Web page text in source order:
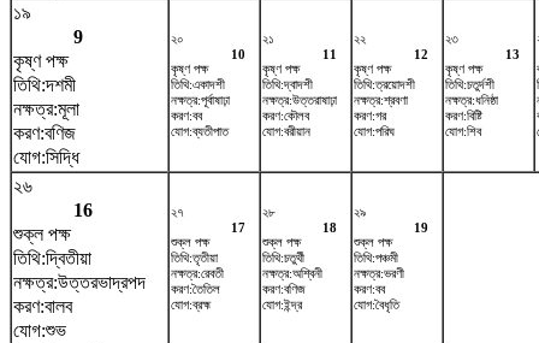
১৯
9
কৃষ্ণ পক্ষ
তিথি:দশমী
নক্ষত্র:মূলা
করণ:বণিজ
যোগ:সিদ্ধি
২০
10
কৃষ্ণ পক্ষ
তিথি:একাদশী
নক্ষত্র:পূর্বাষাঢ়া
করণ:বব
যোগ:ব্যতীপাত
২১
11
কৃষ্ণ পক্ষ
তিথি:দ্বাদশী
নক্ষত্র:উত্তরাষাঢ়া
করণ:কৌলব
যোগ:বরীয়ান
২২
12
কৃষ্ণ পক্ষ
তিথি:ত্রয়োদশী
নক্ষত্র:শ্রবণা
করণ:গর
যোগ:পরিঘ
২৩
13
কৃষ্ণ পক্ষ
তিথি:চতুর্দশী
নক্ষত্র:ধনিষ্ঠা
করণ:বিষ্টি
যোগ:শিব
২৬
16
শুক্ল পক্ষ
তিথি:দ্বিতীয়া
নক্ষত্র:উত্তরভাদ্রপদ
করণ:বালব
যোগ:শুভ
২৭
17
শুক্ল পক্ষ
তিথি:তৃতীয়া
নক্ষত্র:রেবতী
করণ:তৈতিল
যোগ:ব্রহ্ম
২৮
18
শুক্ল পক্ষ
তিথি:চতুর্থী
নক্ষত্র:অশ্বিনী
করণ:বণিজ
যোগ:ইন্দ্র
২৯
19
শুক্ল পক্ষ
তিথি:পঞ্চমী
নক্ষত্র:ভরণী
করণ:বব
যোগ:বৈধৃতি